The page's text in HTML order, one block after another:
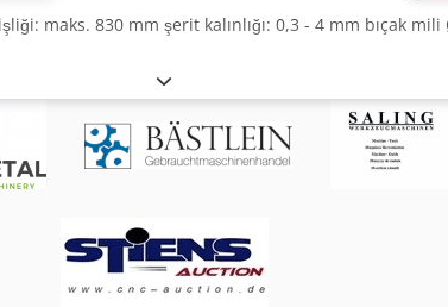
maks. 830 mm şerit kalınlığı: 0,3 - 4 mm bıçak mili